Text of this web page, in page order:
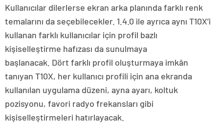
Kullanıcılar dilerlerse ekran arka planında farklı renk
temalarını da seçebilecekler. 1.4.0 ile ayrıca aynı T10X’i
kullanan farklı kullanıcılar için profil bazlı
kişiselleştirme hafızası da sunulmaya
başlanacak. Dört farklı profil oluşturmaya imkân
tanıyan T10X, her kullanıcı profili için ana ekranda
kullanılan uygulama düzeni, ayna ayarı, koltuk
pozisyonu, favori radyo frekansları gibi
kişiselleştirmeleri hatırlayacak.